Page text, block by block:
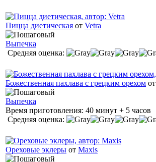
Пицца диетическая от Vetra
Выпечка
Средняя оценка:
Божественная пахлава с грецким орехом от
Выпечка
Время приготовления: 40 минут + 5 часов
Средняя оценка:
Ореховые эклеры от Maxis